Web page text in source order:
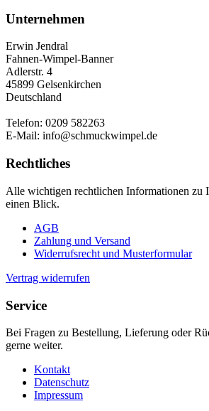
Unternehmen
Erwin Jendral
Fahnen-Wimpel-Banner
Adlerstr. 4
45899 Gelsenkirchen
Deutschland
Telefon: 0209 582263
E-Mail: info@schmuckwimpel.de
Rechtliches
Alle wichtigen rechtlichen Informationen zu
einen Blick.
AGB
Zahlung und Versand
Widerrufsrecht und Musterformular
Vertrag widerrufen
Service
Bei Fragen zu Bestellung, Lieferung oder
gerne weiter.
Kontakt
Datenschutz
Impressum